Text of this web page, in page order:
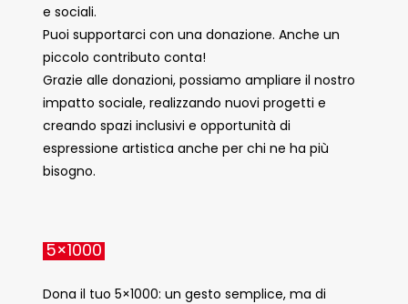
e sociali.
Puoi supportarci con una donazione. Anche un
piccolo contributo conta!
Grazie alle donazioni, possiamo ampliare il nostro
impatto sociale, realizzando nuovi progetti e
creando spazi inclusivi e opportunità di
espressione artistica anche per chi ne ha più
bisogno.
5×1000
Dona il tuo 5×1000: un gesto semplice, ma di